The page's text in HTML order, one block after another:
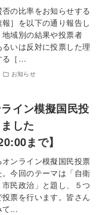
の比率をお知らせする
］を以下の通り報告し
域別の結果や投票者
いは反対に投票した理
る［…
お知らせ
イン模擬国民投
した
まで】
ンライン模擬国民投票
今回のテーマは「自衛
民政治」と題し、５つ
票を行います。皆さん
て…